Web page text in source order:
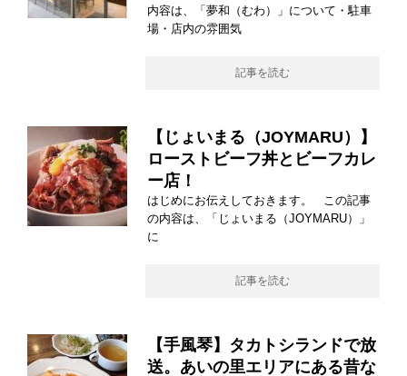
内容は、「夢和（むわ）」について・駐車
場・店内の雰囲気
記事を読む
【じょいまる（JOYMARU）】
ローストビーフ丼とビーフカレ
ー店！
はじめにお伝えしておきます。 この記事
の内容は、「じょいまる（JOYMARU）」
に
記事を読む
【手風琴】タカトシランドで放
送。あいの里エリアにある昔な